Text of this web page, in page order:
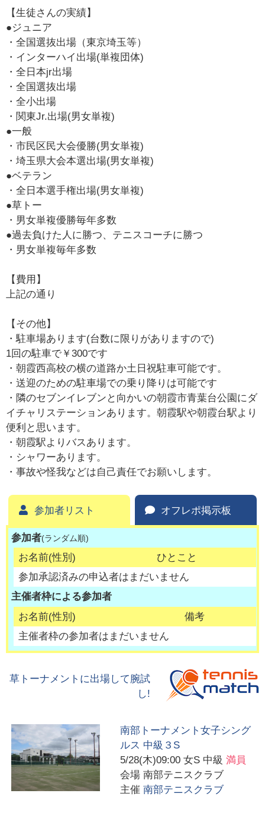
【生徒さんの実績】
●ジュニア
・全国選抜出場（東京埼玉等）
・インターハイ出場(単複団体)
・全日本jr出場
・全国選抜出場
・全小出場
・関東Jr.出場(男女単複)
●一般
・市民区民大会優勝(男女単複)
・埼玉県大会本選出場(男女単複)
●ベテラン
・全日本選手権出場(男女単複)
●草トー
・男女単複優勝毎年多数
●過去負けた人に勝つ、テニスコーチに勝つ
・男女単複毎年多数
【費用】
上記の通り
【その他】
・駐車場あります(台数に限りがありますので)
1回の駐車で￥300です
・朝霞西高校の横の道路か土日祝駐車可能です。
・送迎のための駐車場での乗り降りは可能です
・隣のセブンイレブンと向かいの朝霞市青葉台公園にダ
イチャリステーションあります。朝霞駅や朝霞台駅より
便利と思います。
・朝霞駅よりバスあります。
・シャワーあります。
・事故や怪我などは自己責任でお願いします。
参加者リスト オフレポ掲示板
参加者(ランダム順)
お名前(性別)
ひとこと
参加承認済みの申込者はまだいません
主催者枠による参加者
お名前(性別)
備考
主催者枠の参加者はまだいません
草トーナメントに出場して腕試
し!
南部トーナメント女子シング
ルス 中級３S
5/28(木)09:00 女S 中級 満員
会場 南部テニスクラブ
主催 南部テニスクラブ